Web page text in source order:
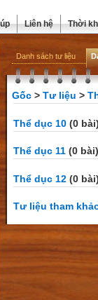
Liên hệ Thời
Danh sách tư liệu
Gốc > Tư liệu >
Thể dục 10 (0
Thể dục 11 (0 bài)
Thể dục 12 (0
Tư liệu tham